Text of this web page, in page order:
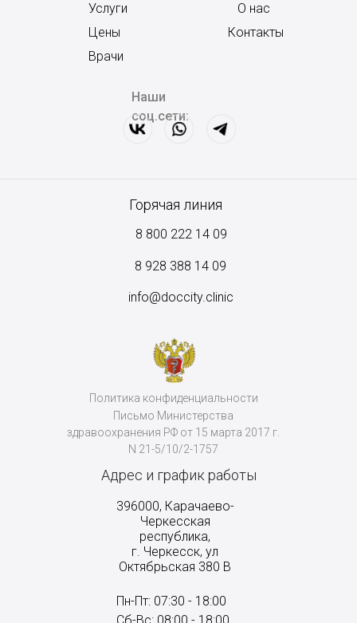
Наши
соц.сети:
Услуги
Цены
Врачи
О нас
Контакты
Адрес и график работы
Пн-Пт: 07:30 - 18:00
396000, Карачаево-
Черкесская
республика,
г. Черкесск, ул
Октябрьская 380 В
Горячая линия
8 800 222 14 09
8 928 388 14 09
info@doccity.clinic
Политика конфиденциальности
Письмо Министерства
здравоохранения РФ от 15 марта 2017 г.
N 21-5/10/2-1757